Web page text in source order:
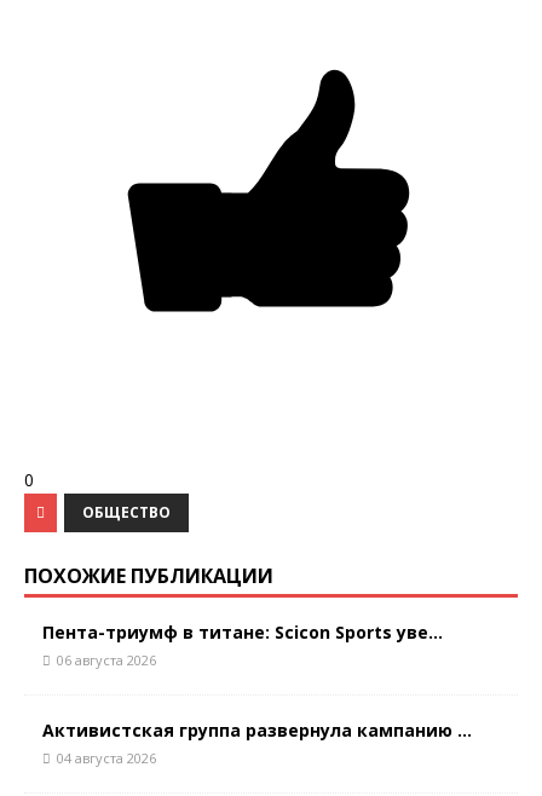
0
ОБЩЕСТВО
ПОХОЖИЕ ПУБЛИКАЦИИ
Пента-триумф в титане: Scicon Sports уве...
06 августа 2026
Активистская группа развернула кампанию ...
04 августа 2026